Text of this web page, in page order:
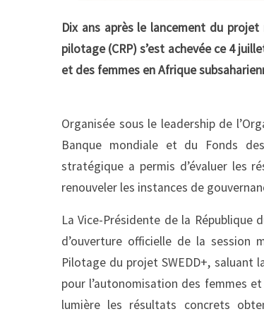
Dix ans après le lancement du
pilotage (CRP) s’est achevée ce 4
et des femmes en Afrique
Organisée sous le leadership de
Banque mondiale et du Fonds
stratégique a permis d’évaluer les
renouveler les instances de
La Vice-Présidente de la République
d’ouverture officielle de la session
Pilotage du projet SWEDD+,
pour l’autonomisation des femmes
lumière les résultats concrets